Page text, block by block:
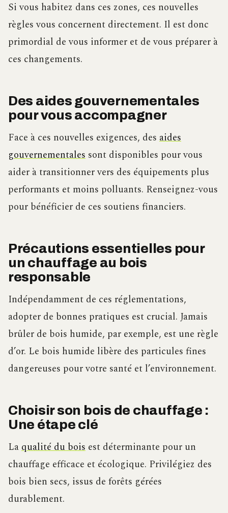
Si vous habitez dans ces zones, ces nouvelles
règles vous concernent directement. Il est donc
primordial de vous informer et de vous préparer à
ces changements.
Des aides gouvernementales
pour vous accompagner
Face à ces nouvelles exigences, des aides
gouvernementales sont disponibles pour vous
aider à transitionner vers des équipements plus
performants et moins polluants. Renseignez-vous
pour bénéficier de ces soutiens financiers.
Précautions essentielles pour
un chauffage au bois
responsable
Indépendamment de ces réglementations,
adopter de bonnes pratiques est crucial. Jamais
brûler de bois humide, par exemple, est une règle
d’or. Le bois humide libère des particules fines
dangereuses pour votre santé et l’environnement.
Choisir son bois de chauffage :
Une étape clé
Laqualité du bois est déterminante pour un
chauffage efficace et écologique. Privilégiez des
bois bien secs, issus de forêts gérées
durablement.